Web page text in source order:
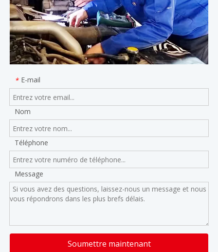
* E-mail
Nom
Téléphone
Message
Soumettre maintenant